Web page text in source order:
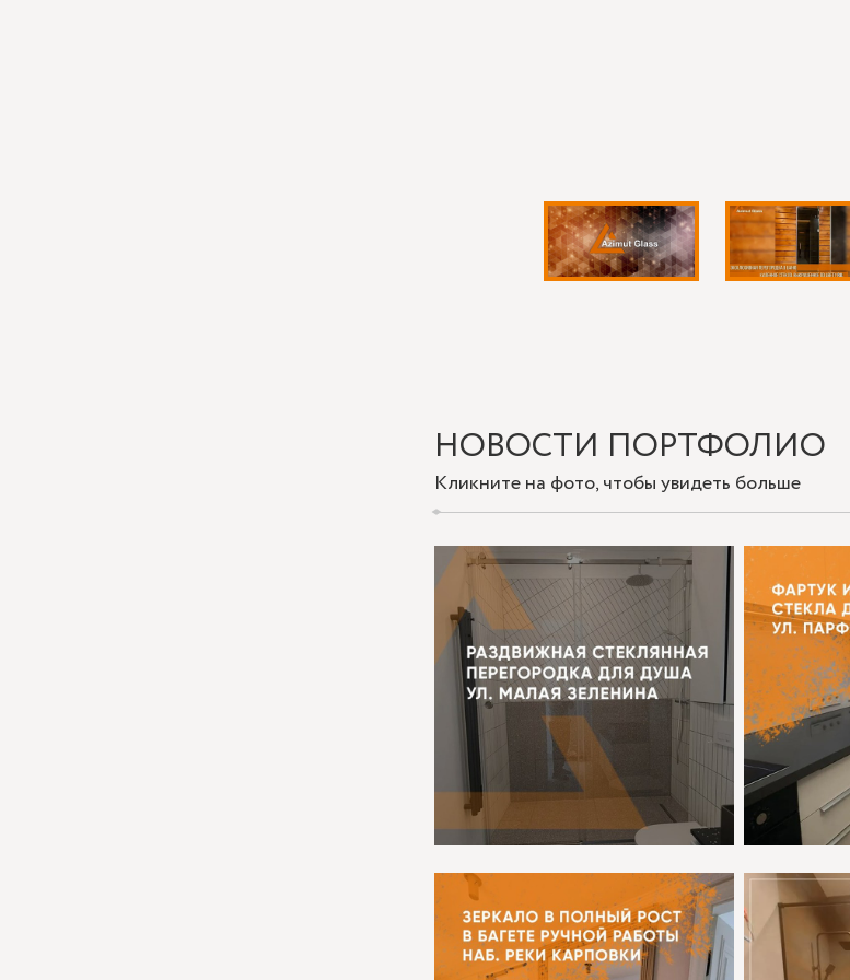
как выполнено крепление и где расположен вывод
На azimut-glass.ru можно заказать изготовление
учётом стиля помещения, особенностей монтажа и
НОВОСТИ ПОРТФОЛИО
Кликните на фото, чтобы увидеть больше